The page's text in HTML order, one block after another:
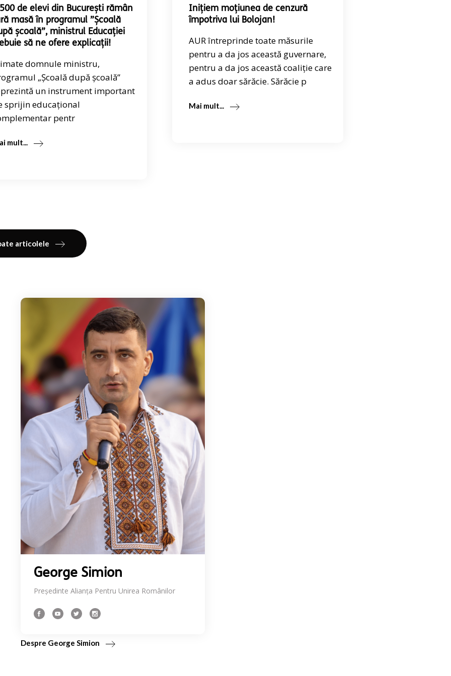
de elevi din București rămân
masă în programul ”Școală
școală”, ministrul Educației
să ne ofere explicații!
domnule ministru,
„Școală după școală”
un instrument important
sprijin educațional
pentr
mult...
Inițiem moțiunea de cenzură
împotriva lui Bolojan!
AUR întreprinde toate măsurile
pentru a da jos această guvernare,
pentru a da jos această coaliție care
a adus doar sărăcie. Sărăcie p
Mai mult...
articolele
George Simion
Președinte Alianța Pentru Unirea Românilor
Despre George Simion